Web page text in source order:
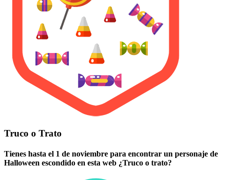
Truco o Trato
Tienes hasta el 1 de noviembre para encontrar un personaje de
Halloween escondido en esta web ¿Truco o trato?